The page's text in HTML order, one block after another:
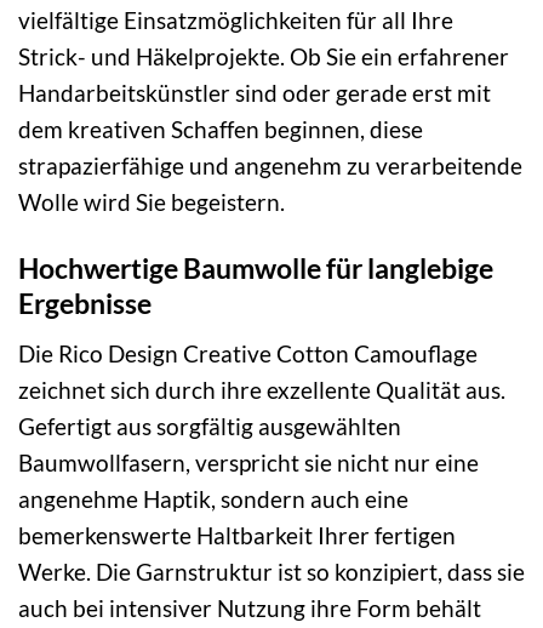
vielfältige Einsatzmöglichkeiten für all Ihre
Strick- und Häkelprojekte. Ob Sie ein erfahrener
Handarbeitskünstler sind oder gerade erst mit
dem kreativen Schaffen beginnen, diese
strapazierfähige und angenehm zu verarbeitende
Wolle wird Sie begeistern.
Hochwertige Baumwolle für langlebige
Ergebnisse
Die Rico Design Creative Cotton Camouflage
zeichnet sich durch ihre exzellente Qualität aus.
Gefertigt aus sorgfältig ausgewählten
Baumwollfasern, verspricht sie nicht nur eine
angenehme Haptik, sondern auch eine
bemerkenswerte Haltbarkeit Ihrer fertigen
Werke. Die Garnstruktur ist so konzipiert, dass sie
auch bei intensiver Nutzung ihre Form behält